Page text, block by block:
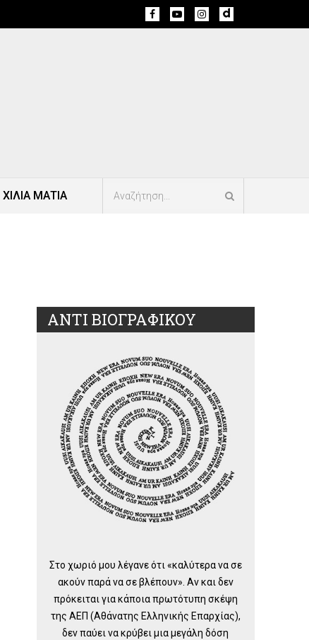
ΧΙΛΙΑ ΜΑΤΙΑ
ΑΝΤΙ ΒΙΟΓΡΑΦΙΚΟΥ
Στο χωριό μου λέγανε ότι «καλύτερα να σε
ακούν παρά να σε βλέπουν». Αν και δεν
πρόκειται για κάποια πρωτότυπη σκέψη
της ΑΕΠ (Αθάνατης Ελληνικής Επαρχίας),
δεν παύει να κρύβει μια μεγάλη δόση